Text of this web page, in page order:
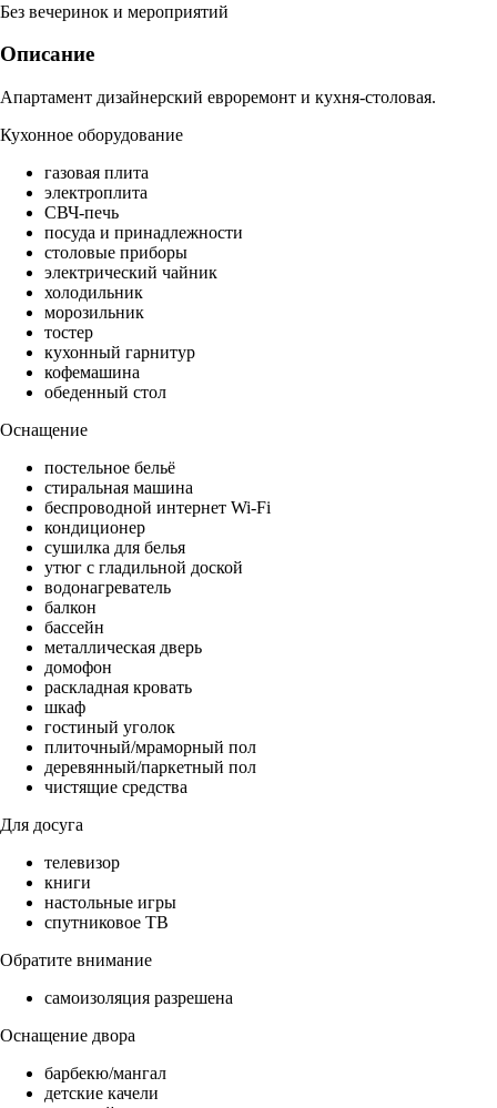
Без вечеринок и мероприятий
Описание
Апартамент дизайнерский евроремонт и кухня-столовая.
Кухонное оборудование
газовая плита
электроплита
СВЧ-печь
посуда и принадлежности
столовые приборы
электрический чайник
холодильник
морозильник
тостер
кухонный гарнитур
кофемашина
обеденный стол
Оснащение
постельное бельё
стиральная машина
беспроводной интернет Wi-Fi
кондиционер
сушилка для белья
утюг с гладильной доской
водонагреватель
балкон
бассейн
металлическая дверь
домофон
раскладная кровать
шкаф
гостиный уголок
плиточный/мраморный пол
деревянный/паркетный пол
чистящие средства
Для досуга
телевизор
книги
настольные игры
спутниковое ТВ
Обратите внимание
самоизоляция разрешена
Оснащение двора
барбекю/мангал
детские качели